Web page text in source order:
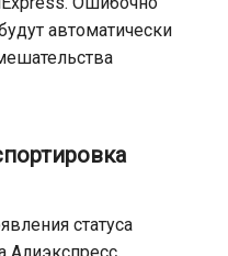
автоматически
статуса
Алиэкспресс,